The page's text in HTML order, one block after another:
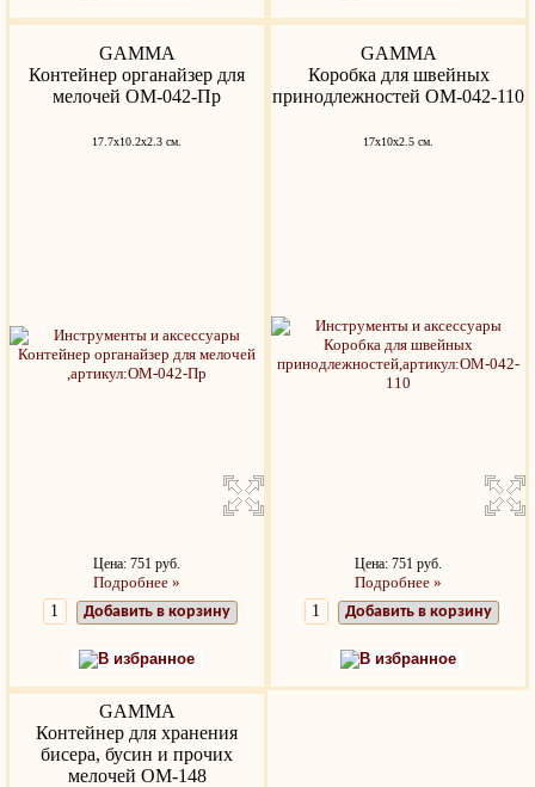
GAMMA
Контейнер органайзер для
мелочей ОМ-042-Пр
17.7x10.2x2.3 см.
Цена: 751 руб.
Подробнее »
Добавить в корзину
В избранное
GAMMA
Коробка для швейных
принодлежностей OM-042-110
17x10x2.5 см.
Цена: 751 руб.
Подробнее »
Добавить в корзину
В избранное
GAMMA
Контейнер для хранения
бисера, бусин и прочих
мелочей ОМ-148